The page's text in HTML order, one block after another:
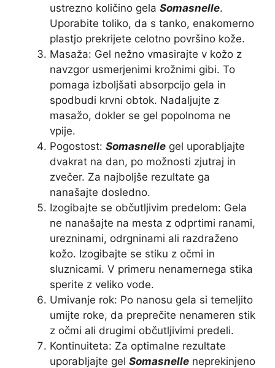
ustrezno količino gela Somasnelle.
Uporabite toliko, da s tanko, enakomerno
plastjo prekrijete celotno površino kože.
Masaža: Gel nežno vmasirajte v kožo z
navzgor usmerjenimi krožnimi gibi. To
pomaga izboljšati absorpcijo gela in
spodbudi krvni obtok. Nadaljujte z
masažo, dokler se gel popolnoma ne
vpije.
Pogostost: Somasnelle gel uporabljajte
dvakrat na dan, po možnosti zjutraj in
zvečer. Za najboljše rezultate ga
nanašajte dosledno.
Izogibajte se občutljivim predelom: Gela
ne nanašajte na mesta z odprtimi ranami,
urezninami, odrgninami ali razdraženo
kožo. Izogibajte se stiku z očmi in
sluznicami. V primeru nenamernega stika
sperite z veliko vode.
Umivanje rok: Po nanosu gela si temeljito
umijte roke, da preprečite nenameren stik
z očmi ali drugimi občutljivimi predeli.
Kontinuiteta: Za optimalne rezultate
uporabljajte gel Somasnelle neprekinjeno